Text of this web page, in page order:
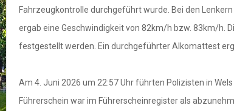
Fahrzeugkontrolle durchgeführt wurde. Bei den
ergab eine Geschwindigkeit von 82km/h bzw. 83km/h.
festgestellt werden. Ein durchgeführter Alkomattest
Am 4. Juni 2026 um 22:57 Uhr führten Polizisten in
Führerschein war im Führerscheinregister als